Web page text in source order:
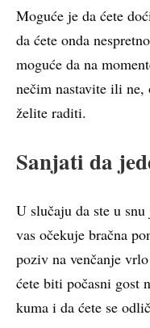
Moguće je da ćete
da ćete onda
moguće da na
nečim nastavite ili
želite raditi.
Sanjati da
U slučaju da ste u
vas očekuje bračna
poziv na venčanje
ćete biti počasni gost
kuma i da ćete se